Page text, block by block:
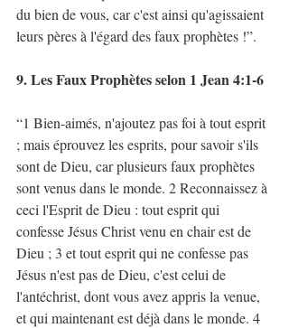
du bien de vous, car c'est ainsi qu'agissaient
leurs pères à l'égard des faux prophètes !”.
9. Les Faux Prophètes selon 1 Jean 4:1-6
“1 Bien-aimés, n'ajoutez pas foi à tout esprit
; mais éprouvez les esprits, pour savoir s'ils
sont de Dieu, car plusieurs faux prophètes
sont venus dans le monde. 2 Reconnaissez à
ceci l'Esprit de Dieu : tout esprit qui
confesse Jésus Christ venu en chair est de
Dieu ; 3 et tout esprit qui ne confesse pas
Jésus n'est pas de Dieu, c'est celui de
l'antéchrist, dont vous avez appris la venue,
et qui maintenant est déjà dans le monde. 4